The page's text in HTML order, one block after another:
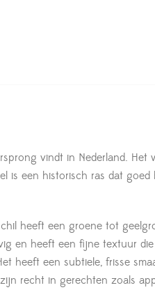
vindt in Nederland.
een historisch ras dat
heeft een groene tot
en heeft een fijne textuur
heeft een subtiele, frisse
recht in gerechten zoals